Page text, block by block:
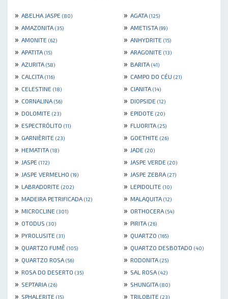
» ABELHA JASPE (80) » AGATA (125)
» AMAZONITA (35) » AMETISTA (99)
» AMONITE (62) » ANHYDRITE (15)
» APATITA (15) » ARAGONITE (13)
» AZURITA (58) » BARITA (41)
» CALCITA (116) » CAMPO DO CÉU (21)
» CELESTINE (18) » CIANITA (14)
» CORNALINA (56) » DIOPSIDE (12)
» DOLOMITE (23) » EPIDOTE (20)
» ESPECTRÓLITO (11) » FLUORITA (25)
» GARNIÈRITE (23) » GOETHITE (26)
» HEMATITA (18) » JADE (20)
» JASPE (172) » JASPE VERDE (20)
» JASPE VERMELHO (19) » JASPE ZEBRA (27)
» LABRADORITE (202) » LEPIDOLITE (10)
» MADEIRA PETRIFICADA (12) » MALAQUITA (12)
» MICROCLINE (301) » ORTHOCERA (54)
» OTODUS (30) » PIRITA (26)
» PYROLUSITE (31) » QUARTZO (165)
» QUARTZO FUMÊ (105) » QUARTZO DESBOTADO (40)
» QUARTZO ROSA (56) » RODONITA (25)
» ROSA DO DESERTO (35) » SAL ROSA (42)
» SEPTARIA (26) » SHUNGITA (80)
» SPHALERITE (15) » TRILOBITE (23)